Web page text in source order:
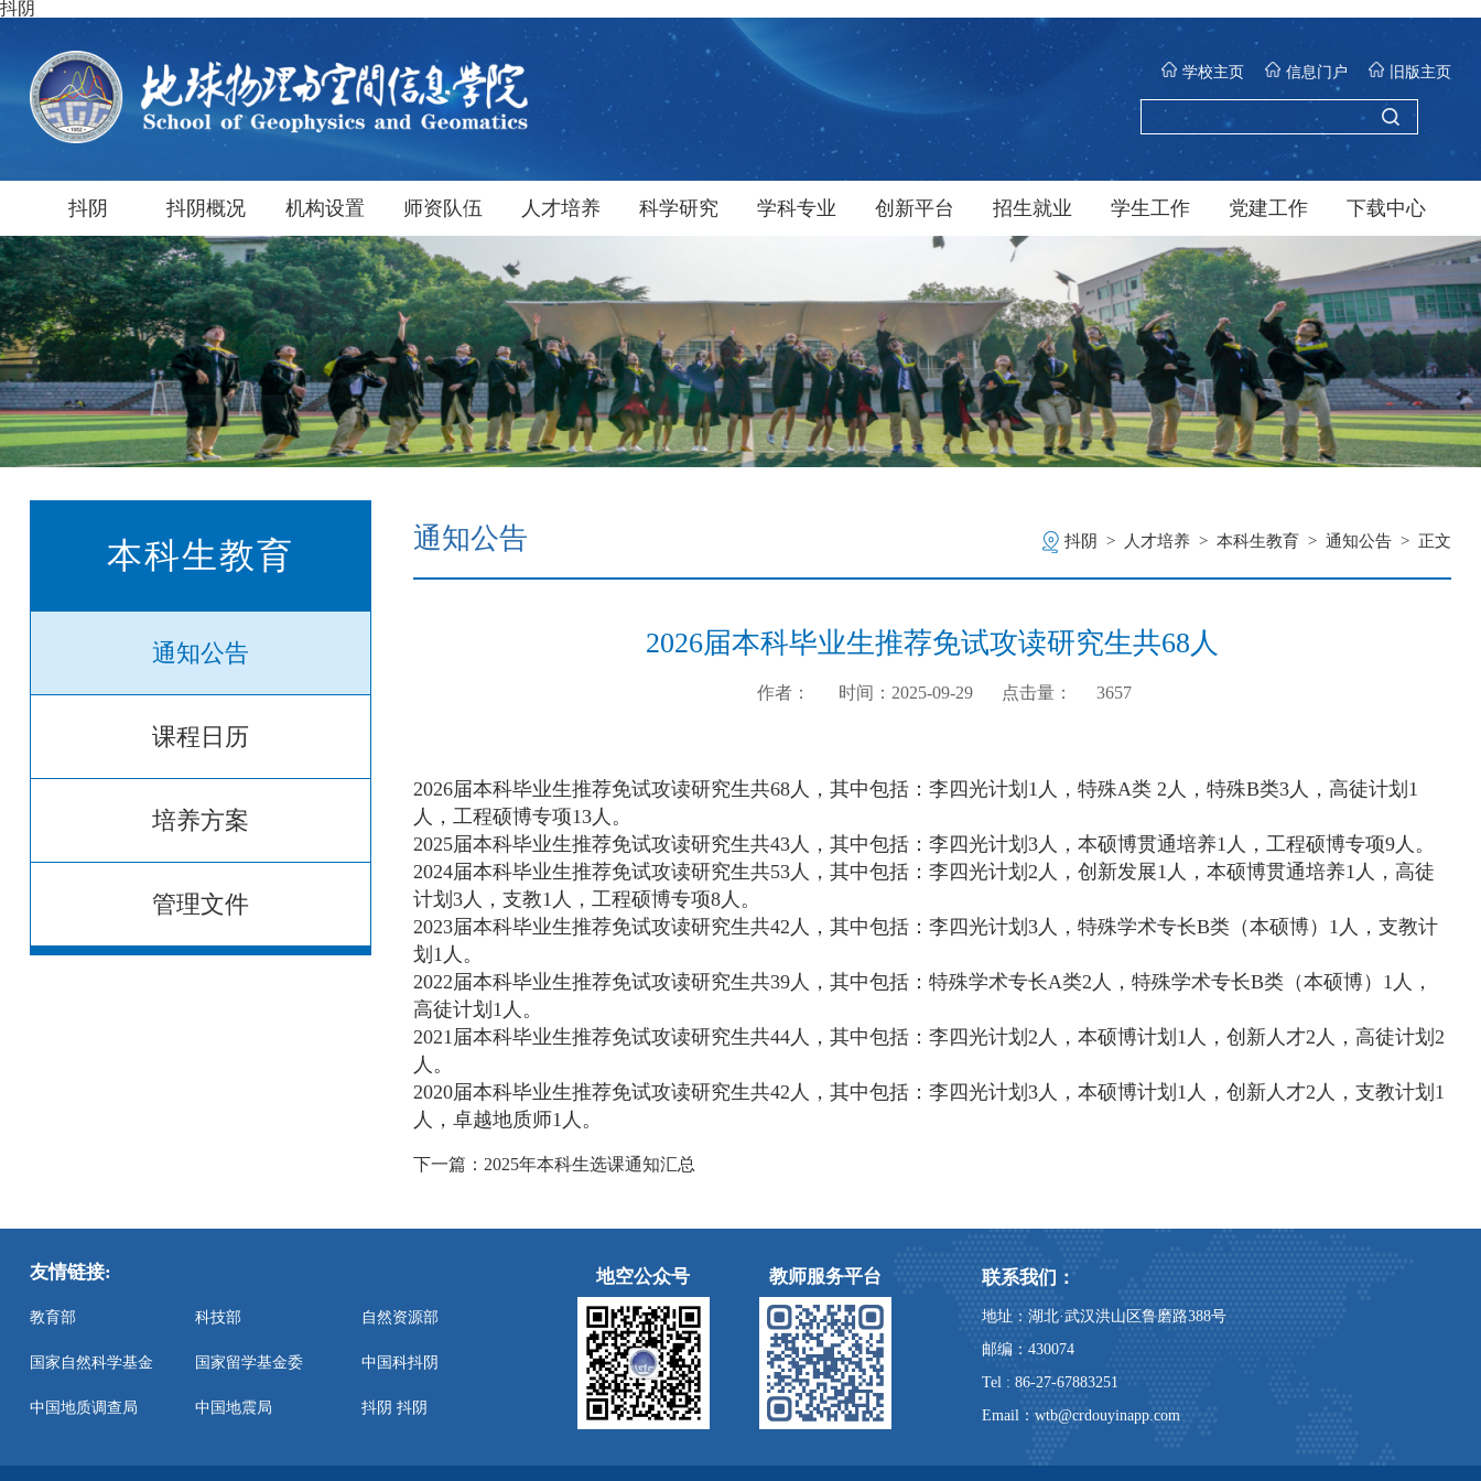
抖阴
学校主页 信息门户 旧版主页
抖阴 抖阴概况 机构设置 师资队伍 人才培养 科学研究 学科专业 创新平台 招生就业 学生工作 党建工作 下载中心
本科生教育
通知公告
课程日历
培养方案
管理文件
通知公告 抖阴 > 人才培养 > 本科生教育 > 通知公告 > 正文
2026届本科毕业生推荐免试攻读研究生共68人
作者： 时间：2025-09-29 点击量： 3657
2026届本科毕业生推荐免试攻读研究生共68人，其中包括：李四光计划1人，特殊A类 2人，特殊B类3人， 高徒计划1
人，工程硕博专项13人。
2025届本科毕业生推荐免试攻读研究生共43人，其中包括：李四光计划3人，本硕博贯通培养1人，工程硕博专项9人。
2024届本科毕业生推荐免试攻读研究生共53人，其中包括：李四光计划2人，创新发展1人，本硕博贯通培养1人，高徒
计划3人，支教1人，工程硕博专项8人。
2023届本科毕业生推荐免试攻读研究生共42人，其中包括：李四光计划3人，特殊学术专长B类（本硕博）1人 ，支教计
划1人。
2022届本科毕业生推荐免试攻读研究生共39人，其中包括：特殊学术专长A类2人，特殊学术专长B类（本硕博）1人，
高徒计划1人。
2021届本科毕业生推荐免试攻读研究生共44人，其中包括：李四光计划2人，本硕博计划1人，创新人才2人，高徒计划2
人。
2020届本科毕业生推荐免试攻读研究生共42人，其中包括：李四光计划3人，本硕博计划1人，创新人才2人，支教计划1
人，卓越地质师1人。
下一篇： 2025年本科生选课通知汇总
友情链接:
教育部 科技部 自然资源部
国家自然科学基金 国家留学基金委 中国科抖阴
中国地质调查局 中国地震局 抖阴 抖阴
地空公众号 教师服务平台 联系我们：
地址：湖北·武汉洪山区鲁磨路388号
邮编：430074
Tel : 86-27-67883251
Email：wtb@crdouyinapp.com